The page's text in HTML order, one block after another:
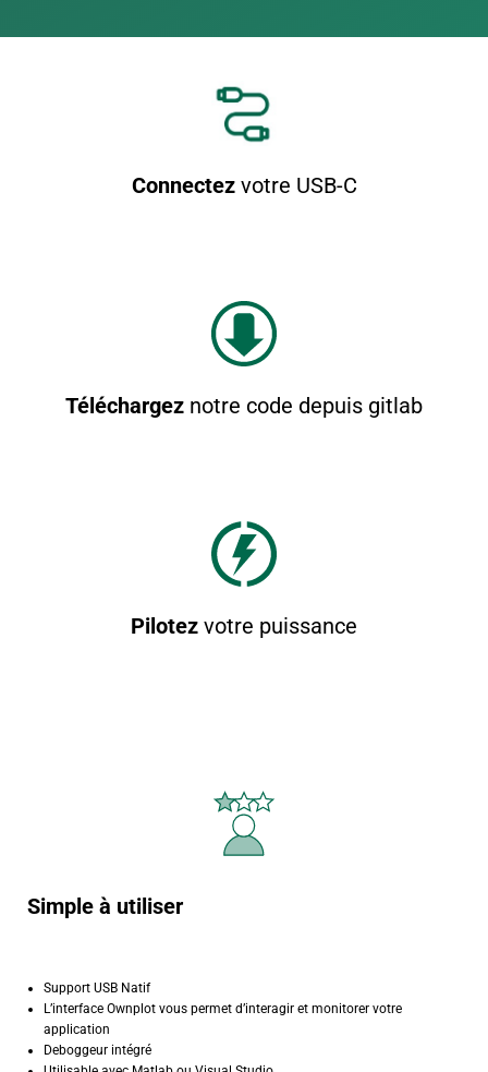
Connectez votre USB-C
Téléchargez notre code depuis gitlab
Pilotez votre puissance
Simple à utiliser
Support USB Natif
L’interface Ownplot vous permet d’interagir et monitorer votre
application
Deboggeur intégré